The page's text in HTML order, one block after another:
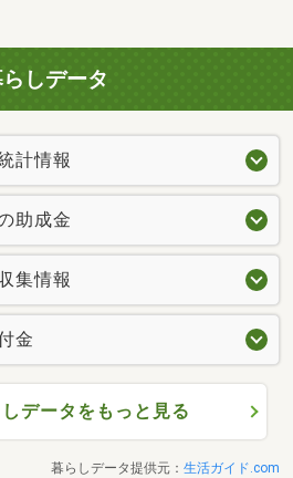
しデータ
計情報
助成金
集情報
金
データをもっと見る
暮らしデータ提供元： 生活ガイド.com